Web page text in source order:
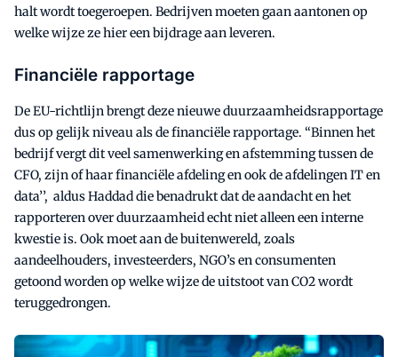
halt wordt toegeroepen. Bedrijven moeten gaan aantonen op
welke wijze ze hier een bijdrage aan leveren.
Financiële rapportage
De EU-richtlijn brengt deze nieuwe duurzaamheidsrapportage
dus op gelijk niveau als de financiële rapportage. “Binnen het
bedrijf vergt dit veel samenwerking en afstemming tussen de
CFO, zijn of haar financiële afdeling en ook de afdelingen IT en
data’’, aldus Haddad die benadrukt dat de aandacht en het
rapporteren over duurzaamheid echt niet alleen een interne
kwestie is. Ook moet aan de buitenwereld, zoals
aandeelhouders, investeerders, NGO’s en consumenten
getoond worden op welke wijze de uitstoot van CO2 wordt
teruggedrongen.